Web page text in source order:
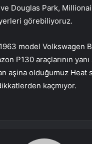
ve Douglas Park,
görebiliyoruz.
1963 model Volkswagen
P130 araçlarının
aşina olduğumuz Heat
kaçmıyor.